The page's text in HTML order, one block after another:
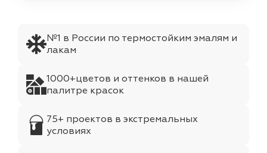
№1 в России по термостойким эмалям и
лакам
1000+цветов и оттенков в нашей
палитре красок
75+ проектов в экстремальных
условиях